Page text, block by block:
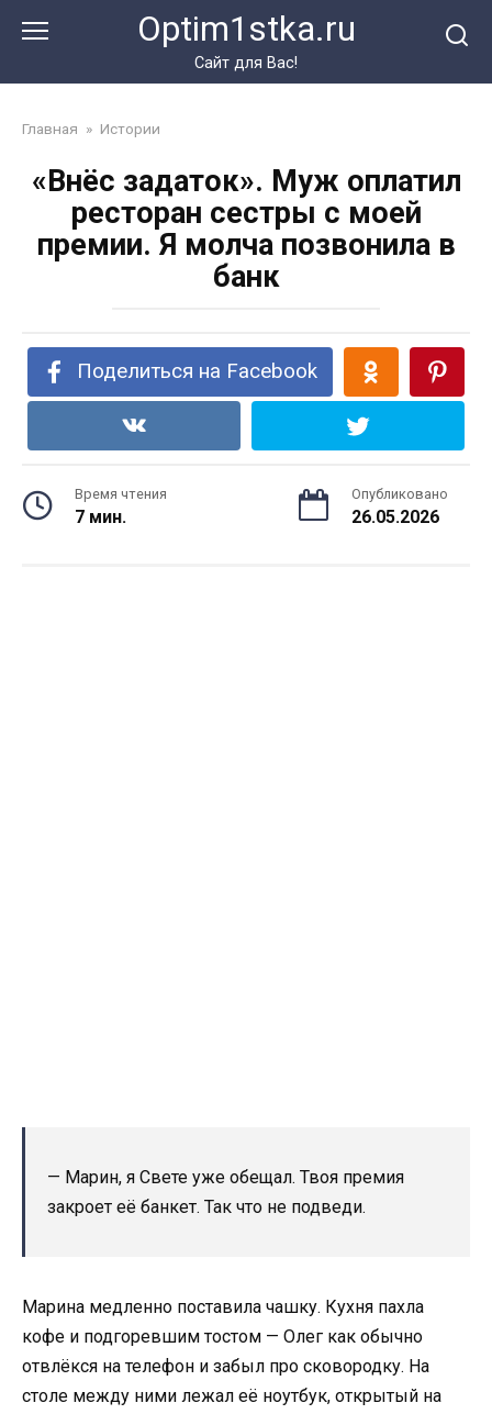
Optim1stka.ru
Сайт для Вас!
Главная » Истории
«Внёс задаток». Муж оплатил
ресторан сестры с моей
премии. Я молча позвонила в
банк
Поделиться на Facebook
Время чтения
7 мин.
Опубликовано
26.05.2026
— Марин, я Свете уже обещал. Твоя премия
закроет её банкет. Так что не подведи.
Марина медленно поставила чашку. Кухня пахла
кофе и подгоревшим тостом — Олег как обычно
отвлёкся на телефон и забыл про сковородку. На
столе между ними лежал её ноутбук, открытый на